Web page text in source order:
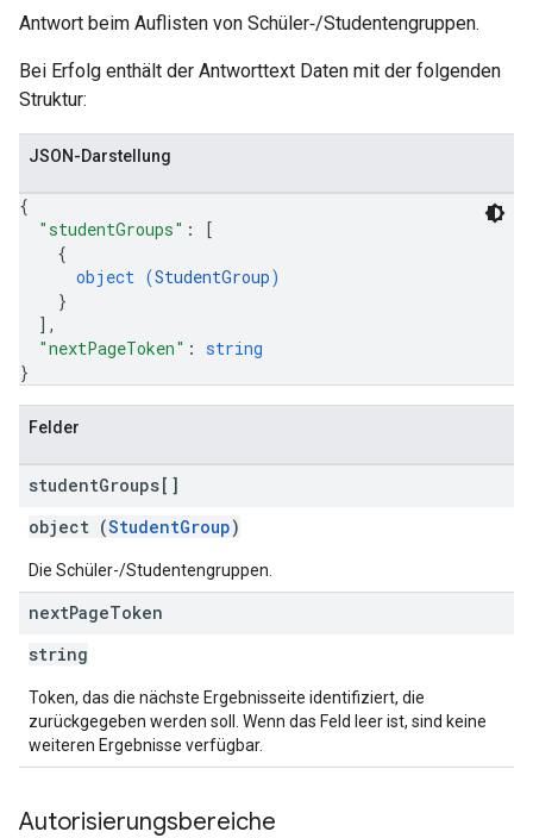
Antwort beim Auflisten von Schüler‑/Studentengruppen.
Bei Erfolg enthält der Antworttext Daten mit der folgenden
Struktur:
JSON-Darstellung
{
"studentGroups" :
[
{
object (StudentGroup)
}
] ,
"nextPageToken" : string
}
Felder
studentGroups[]
object (StudentGroup)
Die Schüler-/Studentengruppen.
nextPageToken
string
Token, das die nächste Ergebnisseite identifiziert, die
zurückgegeben werden soll. Wenn das Feld leer ist, sind keine
weiteren Ergebnisse verfügbar.
Autorisierungsbereiche